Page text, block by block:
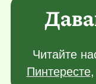
Читайте
Пинтересте,